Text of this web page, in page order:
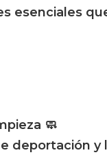
esenciales
🧼
deportación y